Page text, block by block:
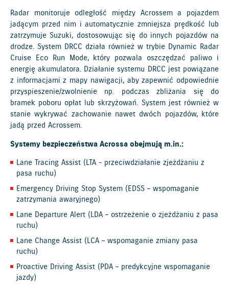
Radar monitoruje odległość między Acrossem a pojazdem
jadącym przed nim i automatycznie zmniejsza prędkość lub
zatrzymuje Suzuki, dostosowując się do innych pojazdów na
drodze. System DRCC działa również w trybie Dynamic Radar
Cruise Eco Run Mode, który pozwala oszczędzać paliwo i
energię akumulatora. Działanie systemu DRCC jest powiązane
z informacjami z mapy nawigacji, aby zapewnić odpowiednie
przyspieszenie/zwolnienie np. podczas zbliżania się do
bramek poboru opłat lub skrzyżowań. System jest również w
stanie wykrywać zachowanie nawet dwóch pojazdów, które
jadą przed Acrossem.
Systemy bezpieczeństwa Acrossa obejmują m.in.:
Lane Tracing Assist (LTA - przeciwdziałanie zjeżdżaniu z
pasa ruchu)
Emergency Driving Stop System (EDSS – wspomaganie
zatrzymania awaryjnego)
Lane Departure Alert (LDA – ostrzeżenie o zjeżdżaniu z pasa
ruchu)
Lane Change Assist (LCA – wspomaganie zmiany pasa
ruchu)
Proactive Driving Assist (PDA – predykcyjne wspomaganie
jazdy)